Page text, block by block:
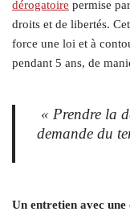
dérogatoire permise
droits et de libertés.
force une loi et à
pendant 5 ans, de
« Prendre la
demande du
Un entretien avec une